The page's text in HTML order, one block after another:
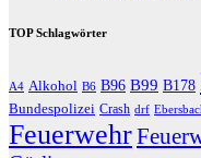
TOP Schlagwörter
A4 Alkohol B6 B96 B99 B178
Bundespolizei Crash drf
Feuerwehr